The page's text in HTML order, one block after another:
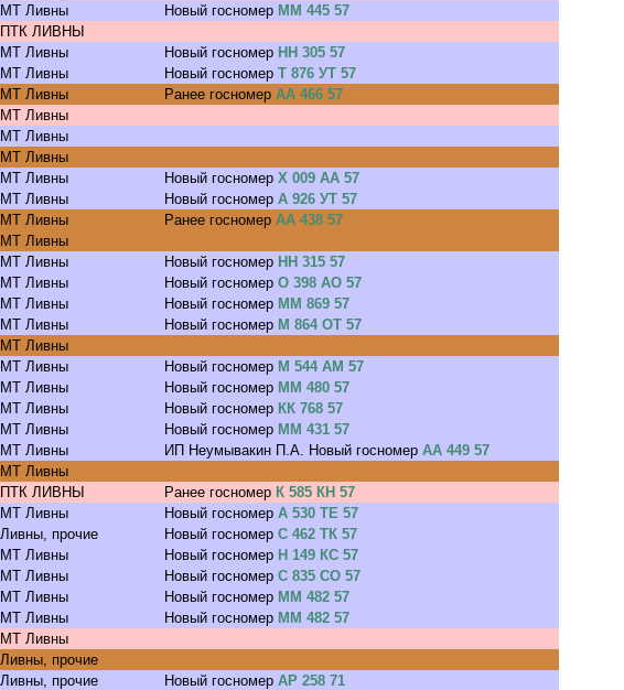
МТ Ливны Новый госномер ММ 445 57
ПТК ЛИВНЫ
МТ Ливны Новый госномер НН 305 57
МТ Ливны Новый госномер Т 876 УТ 57
МТ Ливны Ранее госномер АА 466 57
МТ Ливны
МТ Ливны
МТ Ливны
МТ Ливны Новый госномер Х 009 АА 57
МТ Ливны Новый госномер А 926 УТ 57
МТ Ливны Ранее госномер АА 438 57
МТ Ливны
МТ Ливны Новый госномер НН 315 57
МТ Ливны Новый госномер О 398 АО 57
МТ Ливны Новый госномер ММ 869 57
МТ Ливны Новый госномер М 864 ОТ 57
МТ Ливны
МТ Ливны Новый госномер М 544 АМ 57
МТ Ливны Новый госномер ММ 480 57
МТ Ливны Новый госномер КК 768 57
МТ Ливны Новый госномер ММ 431 57
МТ Ливны ИП Неумывакин П.А. Новый госномер АА 449 57
МТ Ливны
ПТК ЛИВНЫ Ранее госномер К 585 КН 57
МТ Ливны Новый госномер А 530 ТЕ 57
Ливны, прочие Новый госномер С 462 ТК 57
МТ Ливны Новый госномер Н 149 КС 57
МТ Ливны Новый госномер С 835 СО 57
МТ Ливны Новый госномер ММ 482 57
МТ Ливны Новый госномер ММ 482 57
МТ Ливны
Ливны, прочие
Ливны, прочие Новый госномер АР 258 71